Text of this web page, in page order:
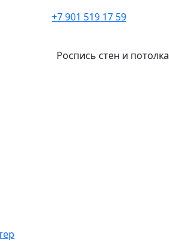
+7 901 519 17 59
Роспись стен и потолка